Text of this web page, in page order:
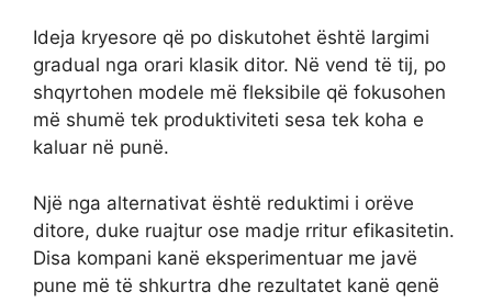
Ideja kryesore që po diskutohet është largimi
gradual nga orari klasik ditor. Në vend të tij, po
shqyrtohen modele më fleksibile që fokusohen
më shumë tek produktiviteti sesa tek koha e
kaluar në punë.
Një nga alternativat është reduktimi i orëve
ditore, duke ruajtur ose madje rritur efikasitetin.
Disa kompani kanë eksperimentuar me javë
pune më të shkurtra dhe rezultatet kanë qenë